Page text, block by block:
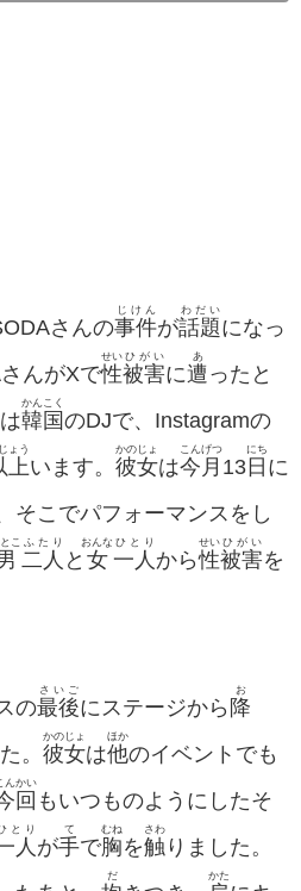
さんの事件
じけん
が話題
わだい
になっ
んがXで性
せい
被害
ひがい
に遭
あ
ったと
は韓国
かんこく
のDJで、Instagramの
上
ょう
います。 彼女
かのじょ
は今月
こんげつ
13日
にち
に
そこでパフォーマンスをし
こ
二人
ふたり
と 女
おんな
一人
ひとり
から性
せい
被害
ひがい
を
の最後
さいご
にステージから 降
お
。 彼女
かのじょ
は他
ほか
のイベントでも
回
んかい
もいつものようにしたそ
人
とり
が手
て
で胸
むね
を触
さわ
りました。
だ かた